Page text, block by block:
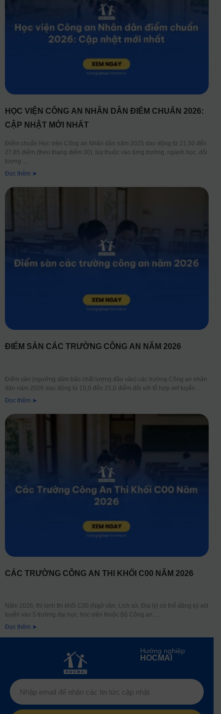
HỌC VIỆN CÔNG AN NHÂN DÂN ĐIỂM CHUẨN 2026:
CẬP NHẬT MỚI NHẤT
Điểm chuẩn Học viện Công an Nhân dân năm 2025 dao động từ 21,50 đến
27,85 điểm (theo thang điểm 30), tùy thuộc vào từng trường, ngành học, đối
tượng
Đọc thêm ➤
ĐIỂM SÀN CÁC TRƯỜNG CÔNG AN NĂM 2026
Điểm sàn (ngưỡng đảm bảo chất lượng đầu vào) các trường Công an nhân
dân năm 2026 dao động từ 15,0 đến 21,0 điểm đối với tổ hợp xét tuyển
Đọc thêm ➤
CÁC TRƯỜNG CÔNG AN THI KHỐI C00 NĂM 2026
Năm 2026, thí sinh thi khối C00 (Ngữ văn, Lịch sử, Địa lý) có thể đăng ký xét
tuyển vào 5 trường đại học, học viện thuộc Bộ Công an,
Đọc thêm ➤
Hướng nghiệp
HOCMAI